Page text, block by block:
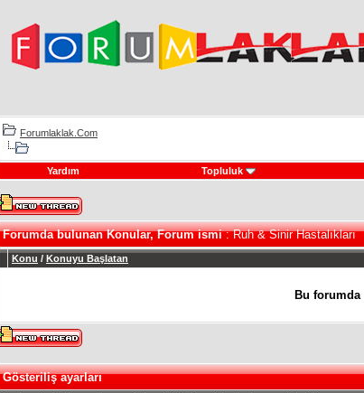
Forumlaklak.Com
Yardım Topluluk
Forumda bulunan Konular, Forum ismi: Ruh & Sinir Hastalıkları
Konu / Konuyu Başlatan
Bu
Gösteriliş ayarları